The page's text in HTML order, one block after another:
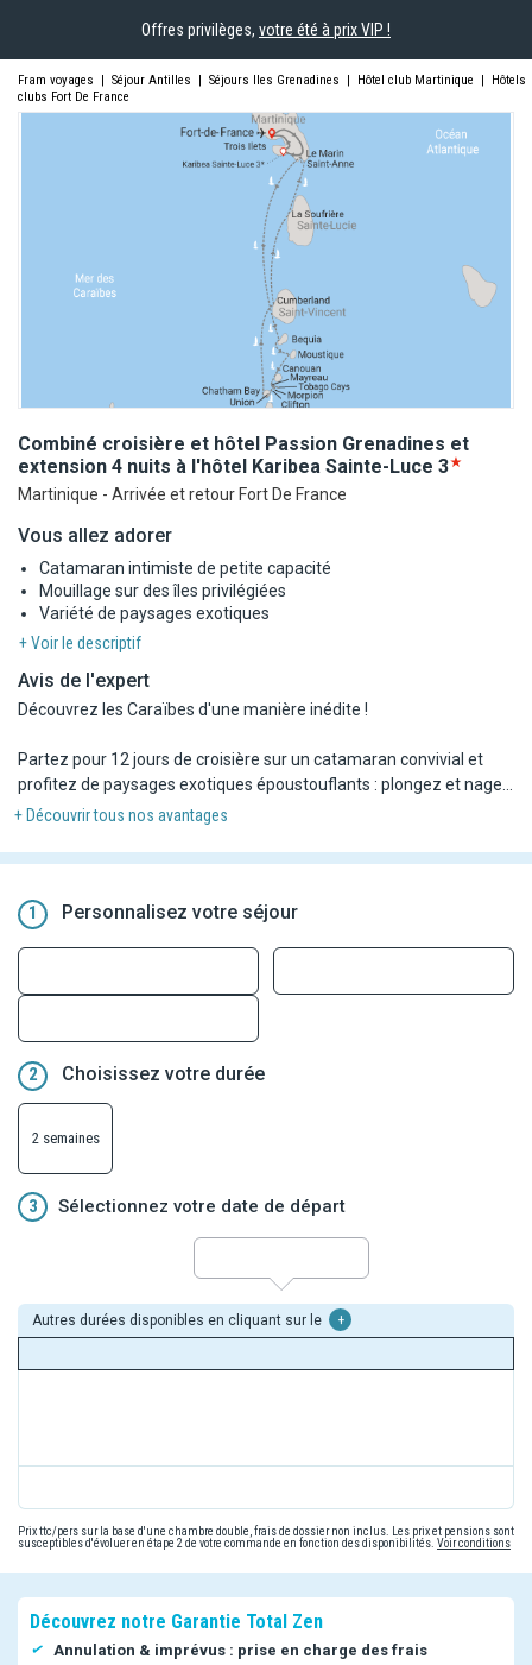
Offres privilèges, votre été à prix VIP !
Fram voyages | Séjour Antilles | Séjours Iles Grenadines | Hôtel club Martinique | Hôtels
clubs Fort De France
Combiné croisière et hôtel Passion Grenadines et
extension 4 nuits à l'hôtel Karibea Sainte-Luce 3
Martinique - Arrivée et retour Fort De France
Vous allez adorer
Catamaran intimiste de petite capacité
Mouillage sur des îles privilégiées
Variété de paysages exotiques
+ Voir le descriptif
Avis de l'expert
Découvrez les Caraïbes d'une manière inédite !
Partez pour 12 jours de croisière sur un catamaran convivial et
profitez de paysages exotiques époustouflants : plongez et nagez
dans des eaux cristallines avec une multitude de poissons
Poursuivez avec 4 nuits à l'hôtel Karibea Sainte-Luce 3*.
+ Découvrir tous nos avantages
1 Personnalisez votre séjour
2 Choisissez votre durée
2 semaines
3 Sélectionnez votre date de départ
Autres durées disponibles en cliquant sur le +
Prix ttc/pers sur la base d'une chambre double, frais de dossier non inclus. Les prix et pensions sont
susceptibles d'évoluer en étape 2 de votre commande en fonction des disponibilités. Voir conditions
Découvrez notre Garantie Total Zen
Annulation & imprévus : prise en charge des frais